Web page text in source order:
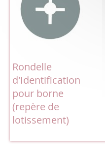
Rondelle
d'Identification
pour borne
(repère de
lotissement)